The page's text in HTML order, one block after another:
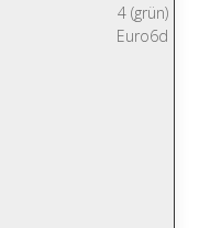
4 (grün)
Euro6d